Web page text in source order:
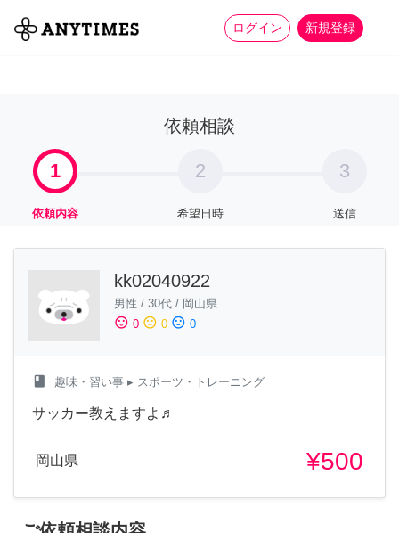
ログイン 新規登録
全て 家事 more_horiz
依頼相談
1
依頼内容
2
希望日時
3
送信
kk02040922
男性 / 30代 / 岡山県
sentiment_satisfied 0 sentiment_neutral 0 sentiment_dissatisfied 0
class 趣味・習い事 ▸ スポーツ・トレーニング
サッカー教えますよ♬
岡山県 ¥500